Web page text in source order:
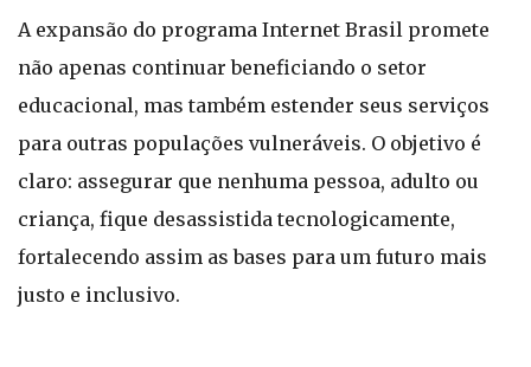
A expansão do programa Internet Brasil promete
não apenas continuar beneficiando o setor
educacional, mas também estender seus serviços
para outras populações vulneráveis. O objetivo é
claro: assegurar que nenhuma pessoa, adulto ou
criança, fique desassistida tecnologicamente,
fortalecendo assim as bases para um futuro mais
justo e inclusivo.